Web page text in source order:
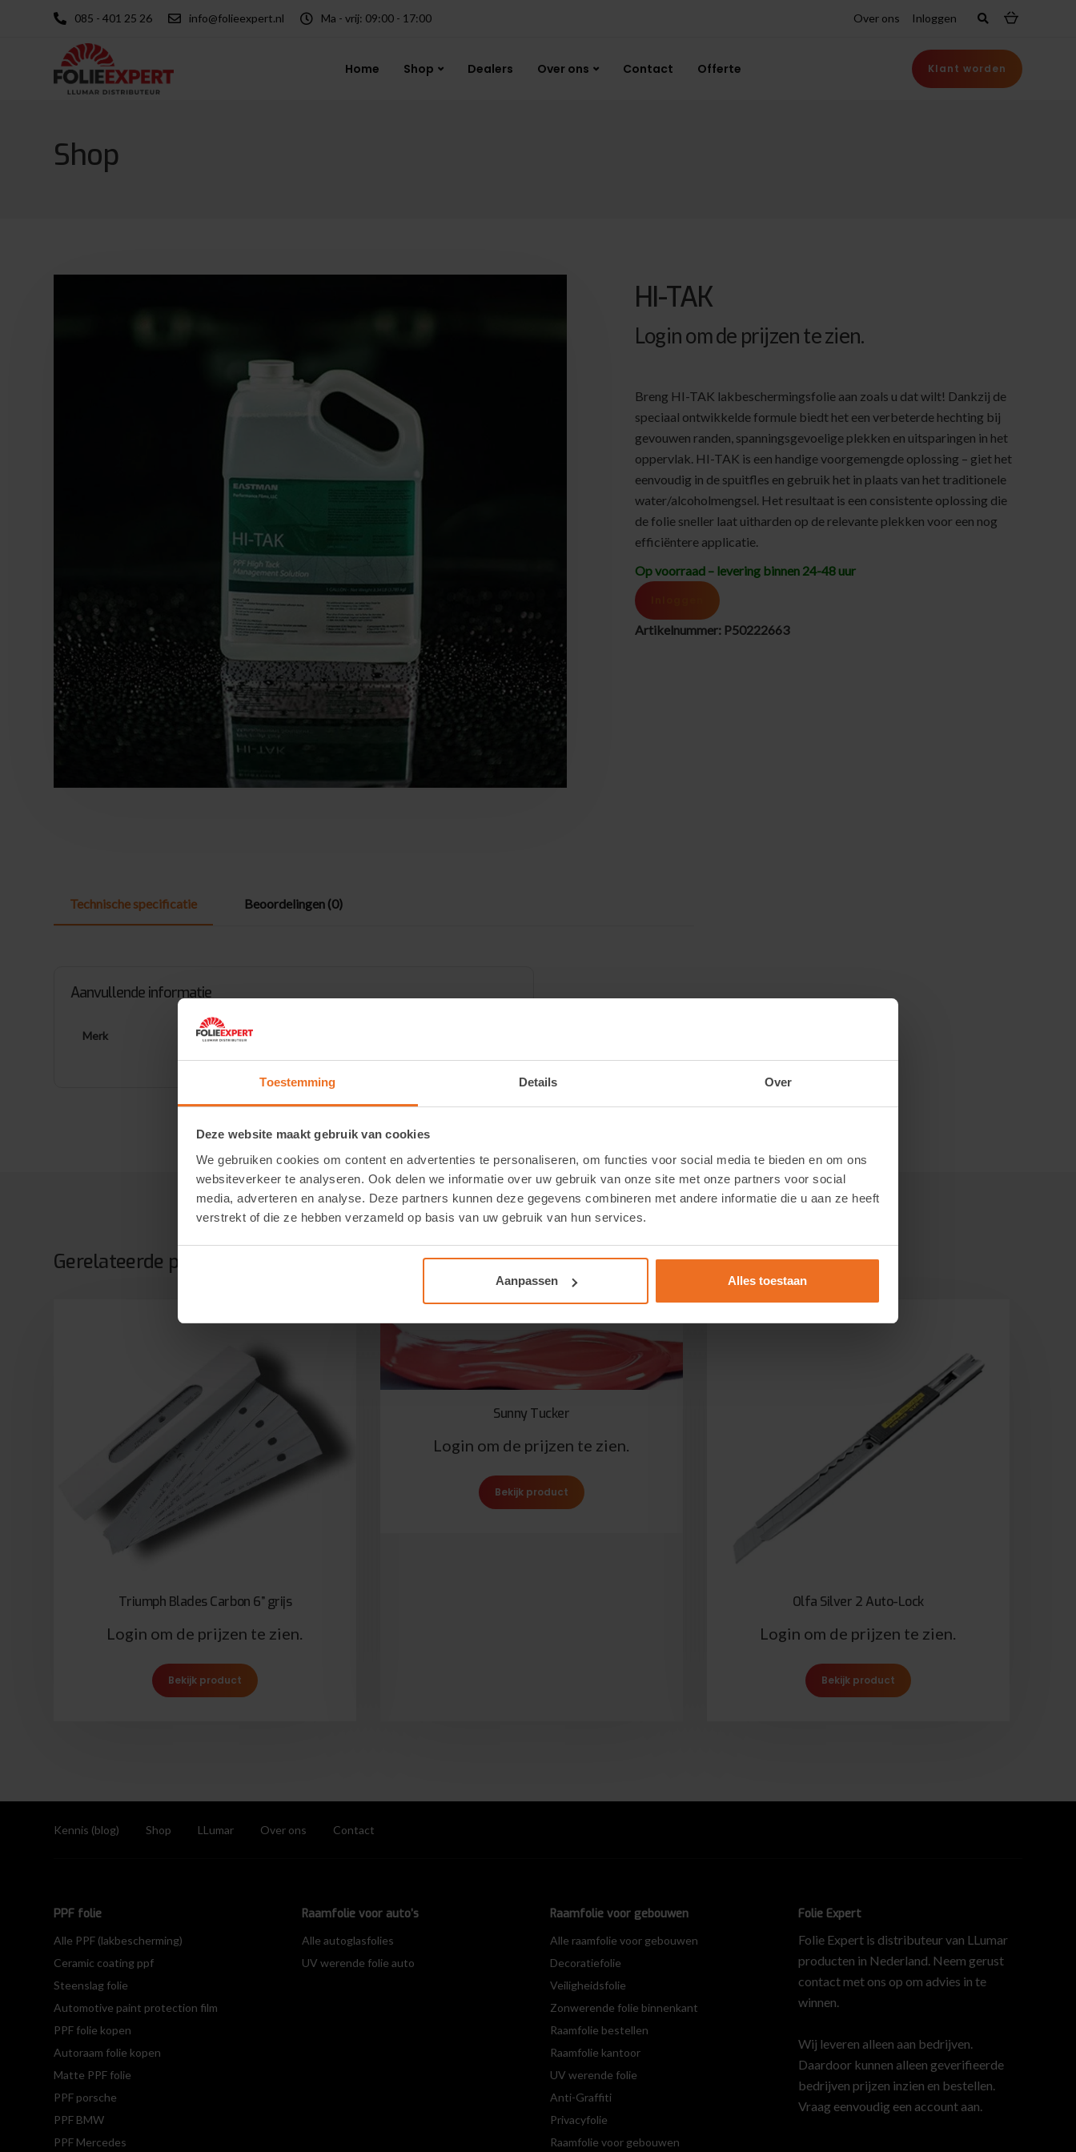
Toestemming Details Over
Deze website maakt gebruik van cookies
We gebruiken cookies om content en advertenties te personaliseren, om functies voor social media te bieden en om ons
websiteverkeer te analyseren. Ook delen we informatie over uw gebruik van onze site met onze partners voor social
media, adverteren en analyse. Deze partners kunnen deze gegevens combineren met andere informatie die u aan ze heeft
verstrekt of die ze hebben verzameld op basis van uw gebruik van hun services.
Aanpassen Alles toestaan
085 - 401 25 26 info@folieexpert.nl Ma - vrij: 09:00 - 17:00 Over ons Inloggen
Home Shop Dealers Over ons Contact Offerte Klant worden
Shop
HI-TAK
Login om de prijzen te zien.
Breng HI-TAK lakbeschermingsfolie aan zoals u dat wilt! Dankzij de
speciaal ontwikkelde formule biedt het een verbeterde hechting bij
gevouwen randen, spanningsgevoelige plekken en uitsparingen in het
oppervlak. HI-TAK is een handige voorgemengde oplossing – giet het
eenvoudig in de spuitfles en gebruik het in plaats van het traditionele
water/alcoholmengsel. Het resultaat is een consistente oplossing die
de folie sneller laat uitharden op de relevante plekken voor een nog
efficiëntere applicatie.
Op voorraad – levering binnen 24-48 uur
Artikelnummer: P50222663
Technische specificatie Beoordelingen (0)
Aanvullende informatie
Merk Eastman
Gerelateerde producten
Triumph Blades Carbon 6” grijs
Login om de prijzen te zien.
Bekijk product
Sunny Tucker
Login om de prijzen te zien.
Bekijk product
Olfa Silver 2 Auto-Lock
Login om de prijzen te zien.
Bekijk product
Kennis (blog) Shop LLumar Over ons Contact
PPF folie
Alle PPF (lakbescherming)
Ceramic coating ppf
Steenslag folie
Automotive paint protection film
PPF folie kopen
Autoraam folie kopen
Matte PPF folie
PPF porsche
PPF BMW
PPF Mercedes
Raamfolie voor auto’s
Alle autoglasfolies
UV werende folie auto
Raamfolie voor gebouwen
Alle raamfolie voor gebouwen
Decoratiefolie
Veiligheidsfolie
Zonwerende folie binnenkant
Raamfolie bestellen
Raamfolie kantoor
UV werende folie
Anti-Graffiti
Privacyfolie
Raamfolie voor gebouwen
Folie Expert
Folie Expert is distributeur van LLumar
producten in Nederland. Neem gerust
contact met ons op om advies in te
winnen.
Wij leveren alleen aan bedrijven.
Daardoor kunnen alleen geverifieerde
bedrijven prijzen inzien en bestellen.
Vraag eenvoudig een account aan.